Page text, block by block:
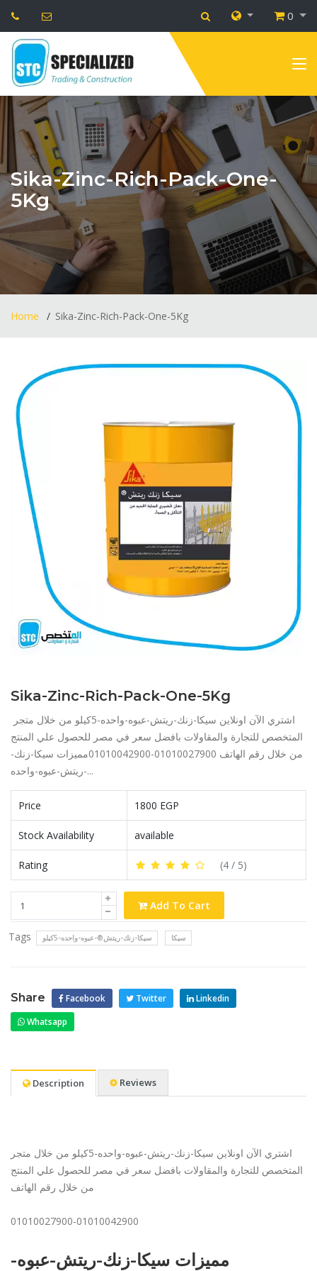
0
Sika-Zinc-Rich-Pack-One-
5Kg
Home Sika-Zinc-Rich-Pack-One-5Kg
Sika-Zinc-Rich-Pack-One-5Kg
المتخصص للتجارة والمقاولات بافضل سعر في مصر للحصول علي المنتج
من خلال رقم الهاتف 01010027900-01010042900مميزات سيكا-زنك-
ريتش-عبوه-واحده-...
Price 1800 EGP
Stock Availability available
Rating (4 / 5)
Add To Cart
Tags سيكا-زنك-ريتش®-عبوه-واحده-5كيلو سيكا
Share Facebook Twitter
Linkedin
Whatsapp
Description Reviews
اشتري الآن اونلاين سيكا-زنك-ريتش-عبوه-واحده-5كيلو من خلال متجر
المتخصص للتجارة والمقاولات بافضل سعر في مصر للحصول علي المنتج
01010027900-01010042900
مميزات سيكا-زنك-ريتش-عبوه-